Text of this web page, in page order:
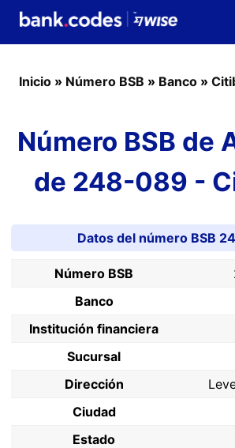
Inicio » Número BSB » Banco »
Número BSB de
de 248-089 -
Datos del número BSB
Número BSB
Banco
Institución financiera
Sucursal
Dirección
Ciudad
Estado